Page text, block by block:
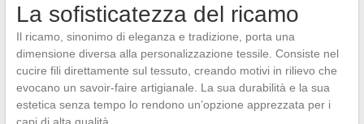
La sofisticatezza del ricamo
Il ricamo, sinonimo di eleganza e tradizione, porta una
dimensione diversa alla personalizzazione tessile. Consiste nel
cucire fili direttamente sul tessuto, creando motivi in rilievo che
evocano un savoir-faire artigianale. La sua durabilità e la sua
estetica senza tempo lo rendono un’opzione apprezzata per i